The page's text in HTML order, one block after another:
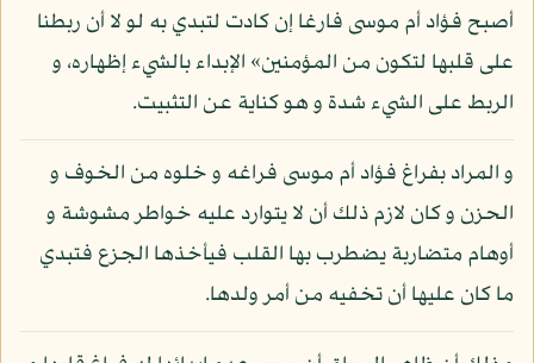
أصبح فؤاد أم موسى فارغا إن كادت لتبدي به لو لا أن ربطنا
على قلبها لتكون من المؤمنين» الإبداء بالشيء إظهاره، و
الربط على الشيء شدة و هو كناية عن التثبيت.
و المراد بفراغ فؤاد أم موسى فراغه و خلوه من الخوف و
الحزن و كان لازم ذلك أن لا يتوارد عليه خواطر مشوشة و
أوهام متضاربة يضطرب بها القلب فيأخذها الجزع فتبدي
ما كان عليها أن تخفيه من أمر ولدها.